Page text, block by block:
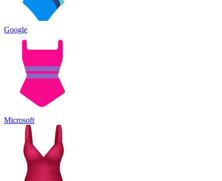
Google
Microsoft